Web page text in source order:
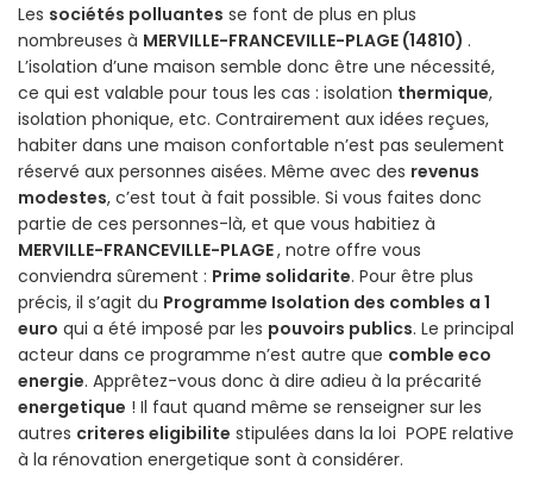
Les sociétés polluantes se font de plus en plus
nombreuses à MERVILLE-FRANCEVILLE-PLAGE (14810) .
L’isolation d’une maison semble donc être une nécessité,
ce qui est valable pour tous les cas : isolation thermique,
isolation phonique, etc. Contrairement aux idées reçues,
habiter dans une maison confortable n’est pas seulement
réservé aux personnes aisées. Même avec des revenus
modestes, c’est tout à fait possible. Si vous faites donc
partie de ces personnes-là, et que vous habitiez à
MERVILLE-FRANCEVILLE-PLAGE, notre offre vous
conviendra sûrement : Prime solidarite. Pour être plus
précis, il s’agit du Programme Isolation des combles a 1
euro qui a été imposé par les pouvoirs publics. Le principal
acteur dans ce programme n’est autre que comble eco
energie. Apprêtez-vous donc à dire adieu à la précarité
energetique ! Il faut quand même se renseigner sur les
autres criteres eligibilite stipulées dans la loi POPE relative
à la rénovation energetique sont à considérer.